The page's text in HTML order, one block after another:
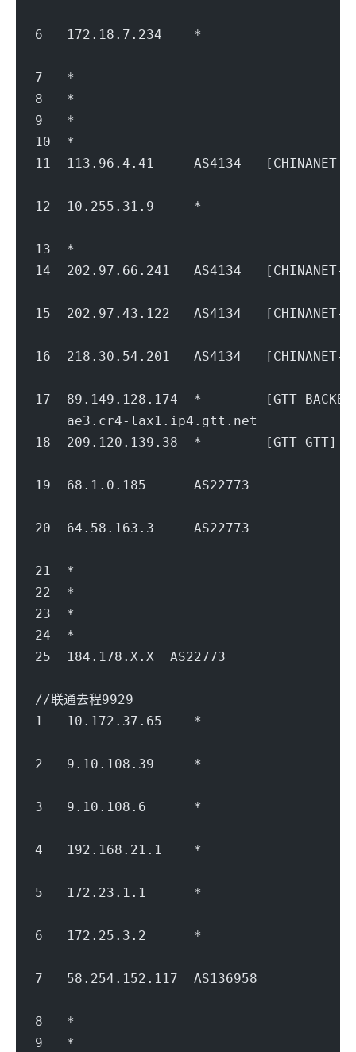
6   172.18.7.234    *
7   *
8   *
9   *
10  *
11  113.96.4.41     AS4134   [CHINANET-
12  10.255.31.9     *
13  *
14  202.97.66.241   AS4134
15  202.97.43.122   AS4134   [CHINANET-
16  218.30.54.201   AS4134   [CHINANET-
17  89.149.128.174  *        [GTT-
ae3.cr4-lax1.ip4.gtt.net
18  209.120.139.38  *        [GTT-
19  68.1.0.185      AS22773
20  64.58.163.3     AS22773
21  *
22  *
23  *
24  *
25  184.178.X.X  AS22773                   美
//联通去程9929
1   10.172.37.65    *
2   9.10.108.39     *
3   9.10.108.6      *
4   192.168.21.1    *
5   172.23.1.1      *
6   172.25.3.2      *
7   58.254.152.117  AS136958
8   *
9   *